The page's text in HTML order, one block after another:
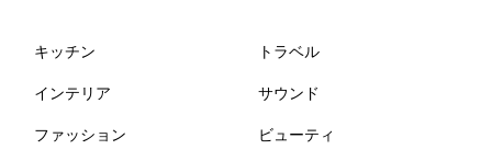
キッチン トラベル
インテリア サウンド
ファッション ビューティ